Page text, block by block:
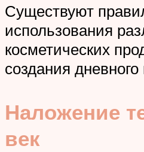
Существуют
использования
косметических
создания
Наложение
век